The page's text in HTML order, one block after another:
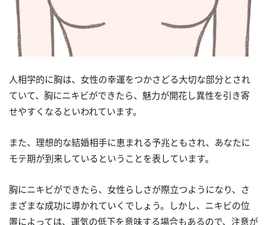
人相学的に胸は、女性の幸運をつかさどる大切な部分とされ
ていて、胸にニキビができたら、魅力が開花し異性を引き寄
せやすくなるといわれています。
また、理想的な結婚相手に恵まれる予兆ともされ、あなたに
モテ期が到来しているということを表しています。
胸にニキビができたら、女性らしさが際立つようになり、さ
まざまな成功に導かれていくでしょう。しかし、ニキビの位
置によっては、運気の低下を意味する場合もあるので、注意が